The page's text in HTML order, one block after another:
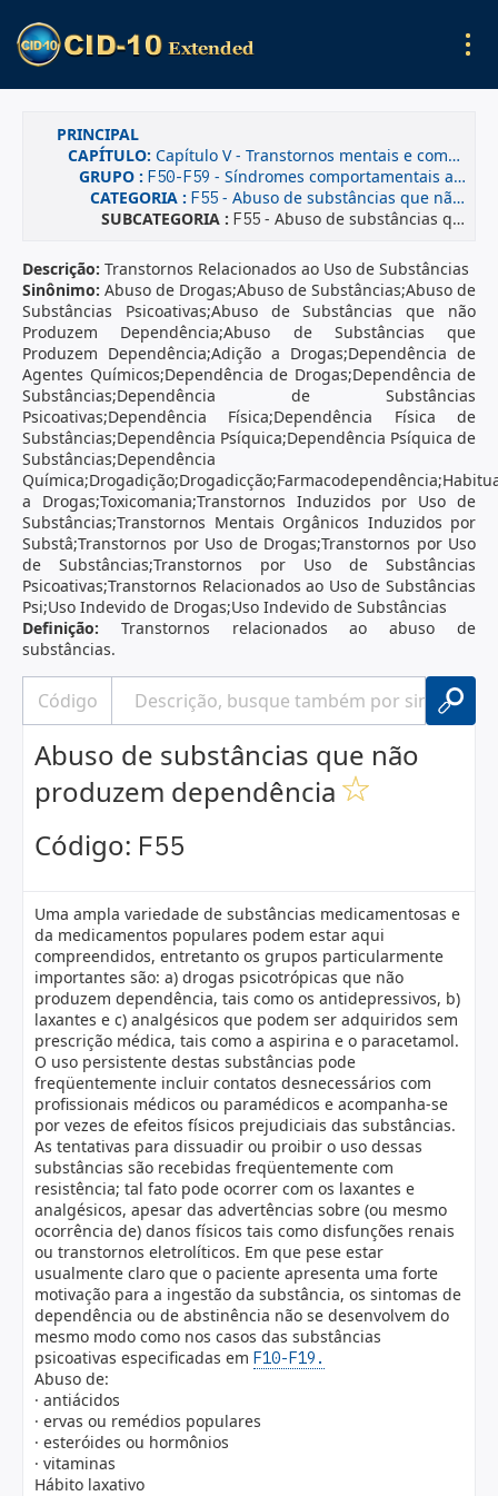
PRINCIPAL
CAPÍTULO: Capítulo V - Transtornos mentais e comportamentais
GRUPO : F50-F59 - Síndromes comportamentais associadas a disfunções fisiológicas e a fatores físicos
CATEGORIA : F55 - Abuso de substâncias que não produzem dependência
SUBCATEGORIA : F55 - Abuso de substâncias que não produzem dependência
Descrição: Transtornos Relacionados ao Uso de Substâncias
Sinônimo: Abuso de Drogas;Abuso de Substâncias;Abuso de
Substâncias Psicoativas;Abuso de Substâncias que não
Produzem Dependência;Abuso de Substâncias que
Produzem Dependência;Adição a Drogas;Dependência de
Agentes Químicos;Dependência de Drogas;Dependência de
Substâncias;Dependência de Substâncias
Psicoativas;Dependência Física;Dependência Física de
Substâncias;Dependência Psíquica;Dependência Psíquica de
Substâncias;Dependência
a Drogas;Toxicomania;Transtornos Induzidos por Uso de
Substâncias;Transtornos Mentais Orgânicos Induzidos por
Substâ;Transtornos por Uso de Drogas;Transtornos por Uso
de Substâncias;Transtornos por Uso de Substâncias
Psicoativas;Transtornos Relacionados ao Uso de Substâncias
Psi;Uso Indevido de Drogas;Uso Indevido de Substâncias
Definição: Transtornos relacionados ao abuso de
substâncias.
Abuso de substâncias que não
produzem dependência
Código: F55
Uma ampla variedade de substâncias medicamentosas e
da medicamentos populares podem estar aqui
compreendidos, entretanto os grupos particularmente
importantes são: a) drogas psicotrópicas que não
produzem dependência, tais como os antidepressivos, b)
laxantes e c) analgésicos que podem ser adquiridos sem
prescrição médica, tais como a aspirina e o paracetamol.
O uso persistente destas substâncias pode
freqüentemente incluir contatos desnecessários com
profissionais médicos ou paramédicos e acompanha-se
por vezes de efeitos físicos prejudiciais das substâncias.
As tentativas para dissuadir ou proibir o uso dessas
substâncias são recebidas freqüentemente com
resistência; tal fato pode ocorrer com os laxantes e
analgésicos, apesar das advertências sobre (ou mesmo
ocorrência de) danos físicos tais como disfunções renais
ou transtornos eletrolíticos. Em que pese estar
usualmente claro que o paciente apresenta uma forte
motivação para a ingestão da substância, os sintomas de
dependência ou de abstinência não se desenvolvem do
mesmo modo como nos casos das substâncias
psicoativas especificadas em F10-F19.
Abuso de:
· antiácidos
· ervas ou remédios populares
· esteróides ou hormônios
· vitaminas
Hábito laxativo